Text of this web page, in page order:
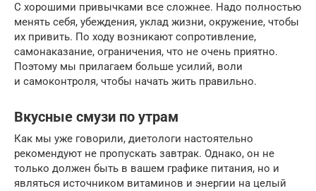
С хорошими привычками все сложнее. Надо полностью
менять себя, убеждения, уклад жизни, окружение, чтобы
их привить. По ходу возникают сопротивление,
самонаказание, ограничения, что не очень приятно.
Поэтому мы прилагаем больше усилий, воли
и самоконтроля, чтобы начать жить правильно.
Вкусные смузи по утрам
Как мы уже говорили, диетологи настоятельно
рекомендуют не пропускать завтрак. Однако, он не
только должен быть в вашем графике питания, но и
являться источником витаминов и энергии на целый